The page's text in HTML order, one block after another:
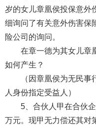
岁的女儿章凰侯投保意外
细询问了有关意外伤害保
险公司的询问。
在章一德为其女儿章
如何产生？
（因章凰侯为无民
人身份指定受益人）
5、合伙人甲在合伙
万元。现甲无力偿还其对